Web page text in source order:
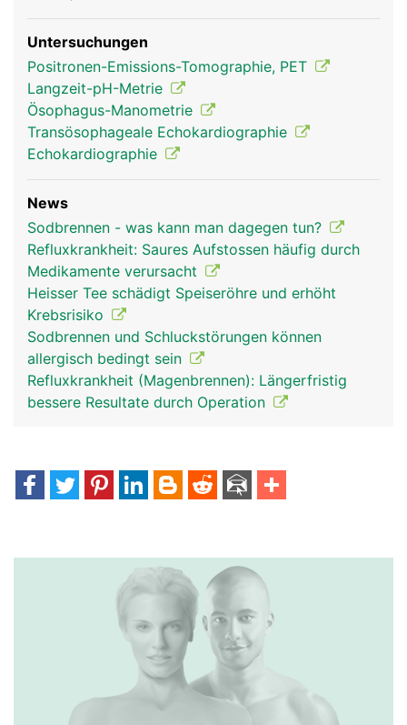
Untersuchungen
Positronen-Emissions-Tomographie, PET
Langzeit-pH-Metrie
Ösophagus-Manometrie
Transösophageale Echokardiographie
Echokardiographie
News
Sodbrennen - was kann man dagegen tun?
Refluxkrankheit: Saures Aufstossen häufig durch
Medikamente verursacht
Heisser Tee schädigt Speiseröhre und erhöht
Krebsrisiko
Sodbrennen und Schluckstörungen können
allergisch bedingt sein
Refluxkrankheit (Magenbrennen): Längerfristig
bessere Resultate durch Operation